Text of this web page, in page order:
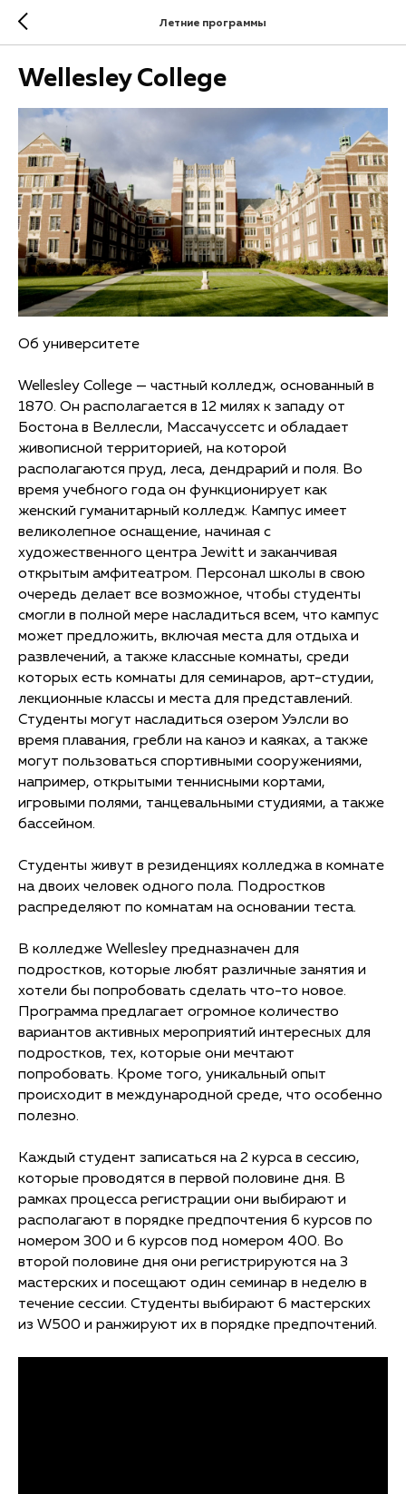
Летние программы
Wellesley College
Об университете
Wellesley College — частный колледж, основанный в
1870. Он располагается в 12 милях к западу от
Бостона в Веллесли, Массачуссетс и обладает
живописной территорией, на которой
располагаются пруд, леса, дендрарий и поля. Во
время учебного года он функционирует как
женский гуманитарный колледж. Кампус имеет
великолепное оснащение, начиная с
художественного центра Jewitt и заканчивая
открытым амфитеатром. Персонал школы в свою
очередь делает все возможное, чтобы студенты
смогли в полной мере насладиться всем, что кампус
может предложить, включая места для отдыха и
развлечений, а также классные комнаты, среди
которых есть комнаты для семинаров, арт-студии,
лекционные классы и места для представлений.
Студенты могут насладиться озером Уэлсли во
время плавания, гребли на каноэ и каяках, а также
могут пользоваться спортивными сооружениями,
например, открытыми теннисными кортами,
игровыми полями, танцевальными студиями, а также
бассейном.
Студенты живут в резиденциях колледжа в комнате
на двоих человек одного пола. Подростков
распределяют по комнатам на основании теста.
В колледже Wellesley предназначен для
подростков, которые любят различные занятия и
хотели бы попробовать сделать что-то новое.
Программа предлагает огромное количество
вариантов активных мероприятий интересных для
подростков, тех, которые они мечтают
попробовать. Кроме того, уникальный опыт
происходит в международной среде, что особенно
полезно.
Каждый студент записаться на 2 курса в сессию,
которые проводятся в первой половине дня. В
рамках процесса регистрации они выбирают и
располагают в порядке предпочтения 6 курсов по
номером 300 и 6 курсов под номером 400. Во
второй половине дня они регистрируются на 3
мастерских и посещают один семинар в неделю в
течение сессии. Студенты выбирают 6 мастерских
из W500 и ранжируют их в порядке предпочтений.